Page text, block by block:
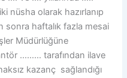
nüsha olarak hazırlanıp
sonra haftalık fazla mesai
Müdürlüğüne
……… tarafından ilave
kazanç sağlandığı